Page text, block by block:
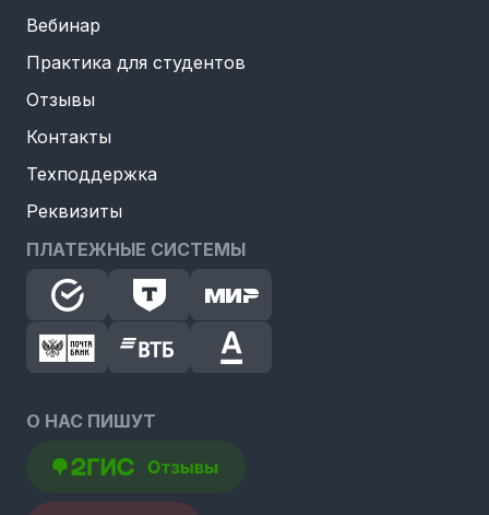
Вебинар
Практика для студентов
Отзывы
Контакты
Техподдержка
Реквизиты
ПЛАТЕЖНЫЕ СИСТЕМЫ
О НАС ПИШУТ